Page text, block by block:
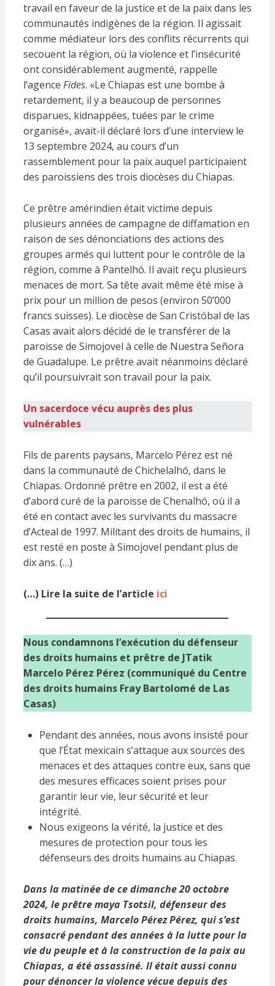
travail en faveur de la justice et de la paix dans les
communautés indigènes de la région. Il agissait
comme médiateur lors des conflits récurrents qui
secouent la région, où la violence et l’insécurité
ont considérablement augmenté, rappelle
l’agence Fides. «Le Chiapas est une bombe à
retardement, il y a beaucoup de personnes
disparues, kidnappées, tuées par le crime
organisé», avait-il déclaré lors d’une interview le
13 septembre 2024, au cours d’un
rassemblement pour la paix auquel participaient
des paroissiens des trois diocèses du Chiapas.
Ce prêtre amérindien était victime depuis
plusieurs années de campagne de diffamation en
raison de ses dénonciations des actions des
groupes armés qui luttent pour le contrôle de la
région, comme à Pantelhó. Il avait reçu plusieurs
menaces de mort. Sa tête avait même été mise à
prix pour un million de pesos (environ 50’000
francs suisses). Le diocèse de San Cristóbal de las
Casas avait alors décidé de le transférer de la
paroisse de Simojovel à celle de Nuestra Señora
de Guadalupe. Le prêtre avait néanmoins déclaré
qu’il poursuivrait son travail pour la paix.
Un sacerdoce vécu auprès des plus
vulnérables
Fils de parents paysans, Marcelo Pérez est né
dans la communauté de Chichelalhó, dans le
Chiapas. Ordonné prêtre en 2002, il est a été
d’abord curé de la paroisse de Chenalhó, où il a
été en contact avec les survivants du massacre
d’Acteal de 1997. Militant des droits de humains, il
est resté en poste à Simojovel pendant plus de
dix ans. (…)
(…) Lire la suite de l’article ici
Nous condamnons l’exécution du défenseur
des droits humains et prêtre de JTatik
Marcelo Pérez Pérez (communiqué du Centre
des droits humains Fray Bartolomé de Las
Casas)
Pendant des années, nous avons insisté pour
que l’État mexicain s’attaque aux sources des
menaces et des attaques contre eux, sans que
des mesures efficaces soient prises pour
garantir leur vie, leur sécurité et leur
intégrité.
Nous exigeons la vérité, la justice et des
mesures de protection pour tous les
défenseurs des droits humains au Chiapas.
Dans la matinée de ce dimanche 20 octobre
2024, le prêtre maya Tsotsil, défenseur des
droits humains, Marcelo Pérez Pérez, qui s’est
consacré pendant des années à la lutte pour la
vie du peuple et à la construction de la paix au
Chiapas, a été assassiné. Il était aussi connu
pour dénoncer la violence vécue depuis des